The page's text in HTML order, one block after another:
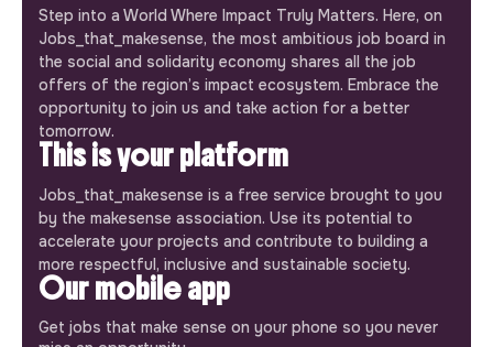
Step into a World Where Impact Truly Matters. Here, on
Jobs_that_makesense, the most ambitious job board in
the social and solidarity economy shares all the job
offers of the region’s impact ecosystem. Embrace the
opportunity to join us and take action for a better
tomorrow.
This is your platform
Jobs_that_makesense is a free service brought to you
by the makesense association. Use its potential to
accelerate your projects and contribute to building a
more respectful, inclusive and sustainable society.
Our mobile app
Get jobs that make sense on your phone so you never